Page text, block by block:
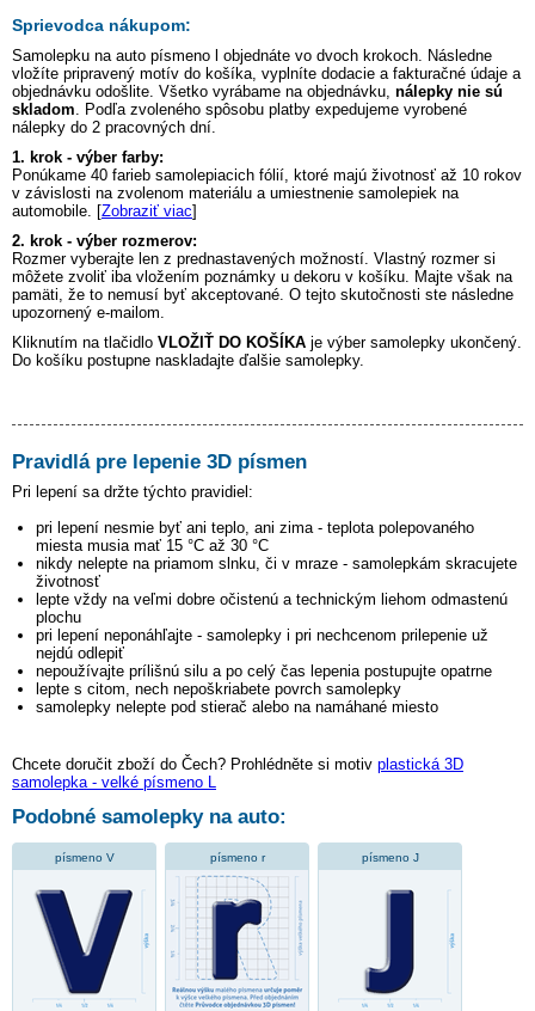
Sprievodca nákupom:
Samolepku na auto písmeno l
objednáte vo dvoch krokoch. Následne
vložíte pripravený motív do košíka, vyplníte dodacie a fakturačné údaje a
objednávku odošlite. Všetko vyrábame na objednávku, nálepky nie sú
skladom. Podľa zvoleného spôsobu platby expedujeme vyrobené
nálepky do 2 pracovných dní.
1. krok - výber farby:
Ponúkame 40 farieb samolepiacich fólií, ktoré majú životnosť až 10 rokov
v závislosti na zvolenom materiálu a umiestnenie samolepiek na
automobile. [Zobraziť viac]
2. krok - výber rozmerov:
Rozmer vyberajte len z prednastavených možností. Vlastný rozmer si
môžete zvoliť iba vložením poznámky u dekoru v košíku. Majte však na
pamäti, že to nemusí byť akceptované. O tejto skutočnosti ste následne
upozornený e-mailom.
Kliknutím na tlačidlo VLOŽIŤ DO KOŠÍKA je výber samolepky ukončený.
Do košíku postupne naskladajte ďalšie samolepky.
Pravidlá pre lepenie 3D písmen
Pri lepení sa držte týchto pravidiel:
pri lepení nesmie byť ani teplo, ani zima - teplota polepovaného
miesta musia mať 15 °C až 30 °C
nikdy nelepte na priamom slnku, či v mraze - samolepkám skracujete
životnosť
lepte vždy na veľmi dobre očistenú a technickým liehom odmastenú
plochu
pri lepení neponáhľajte - samolepky i pri nechcenom prilepenie už
nejdú odlepiť
nepoužívajte prílišnú silu a po celý čas lepenia postupujte opatrne
lepte s citom, nech nepoškriabete povrch samolepky
samolepky nelepte pod stierač alebo na namáhané miesto
Chcete doručit zboží do Čech? Prohlédněte si motiv plastická 3D
samolepka - velké písmeno L
Podobné samolepky na auto:
písmeno V písmeno r písmeno J